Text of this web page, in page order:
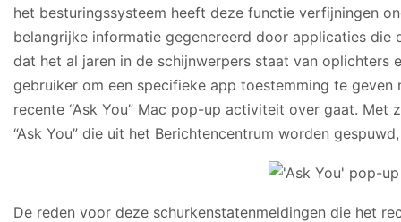
het besturingssysteem heeft deze functie verfijningen
belangrijke informatie gegenereerd door applicaties
dat het al jaren in de schijnwerpers staat van
gebruiker om een specifieke app toestemming te
recente “Ask You” Mac pop-up activiteit over gaat.
“Ask You” die uit het Berichtencentrum worden
De reden voor deze schurkenstatenmeldingen die het